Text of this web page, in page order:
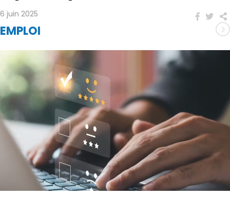
6 juin 2025
EMPLOI